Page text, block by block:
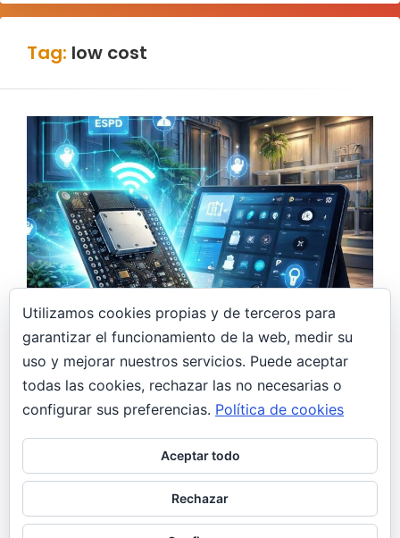
Tag: low cost
7 abril, 2026
Monitor de CO₂ DIY con ESP32 y Home
Assistant: controla la calidad del aire en
casa
De regalo navideño a proyecto DIY Estas
Navidades, mi hermana se pidió un monitor de
CO₂. Yo, hasta ese momento,…
Utilizamos cookies propias y de terceros para
garantizar el funcionamiento de la web, medir su
uso y mejorar nuestros servicios. Puede aceptar
todas las cookies, rechazar las no necesarias o
configurar sus preferencias. Política de cookies
Aceptar todo
Rechazar